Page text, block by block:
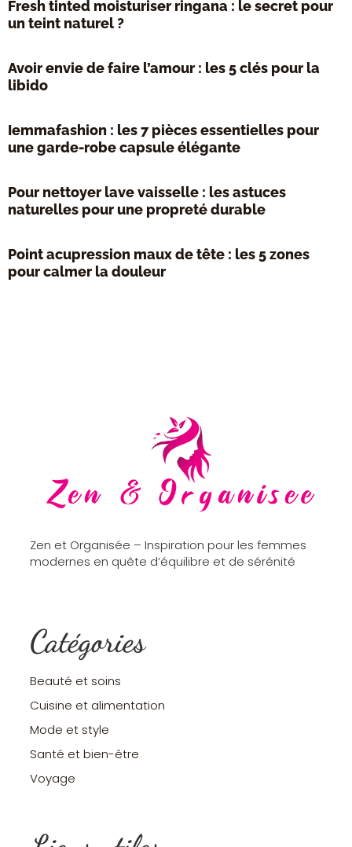
Fresh tinted moisturiser ringana : le secret pour
un teint naturel ?
Avoir envie de faire l’amour : les 5 clés pour la
libido
Iemmafashion : les 7 pièces essentielles pour
une garde-robe capsule élégante
Pour nettoyer lave vaisselle : les astuces
naturelles pour une propreté durable
Point acupression maux de tête : les 5 zones
pour calmer la douleur
Zen et Organisée – Inspiration pour les femmes
modernes en quête d’équilibre et de sérénité
Catégories
Beauté et soins
Cuisine et alimentation
Mode et style
Santé et bien-être
Voyage